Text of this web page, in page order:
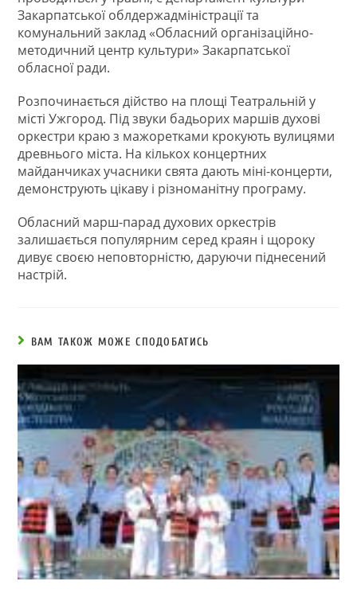
Закарпатської облдержадміністрації та
комунальний заклад «Обласний організаційно-
методичний центр культури» Закарпатської
обласної ради.
Розпочинається дійство на площі Театральній у
місті Ужгород. Під звуки бадьорих маршів духові
оркестри краю з мажоретками крокують вулицями
древнього міста. На кількох концертних
майданчиках учасники свята дають міні-концерти,
демонструють цікаву і різноманітну програму.
Обласний марш-парад духових оркестрів
залишається популярним серед краян і щороку
дивує своєю неповторністю, даруючи піднесений
настрій.
ВАМ ТАКОЖ МОЖЕ СПОДОБАТИСЬ